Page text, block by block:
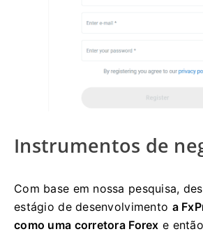
Instrumentos de
Com base em nossa pesquisa,
estágio de desenvolvimento a
como uma corretora Forex e